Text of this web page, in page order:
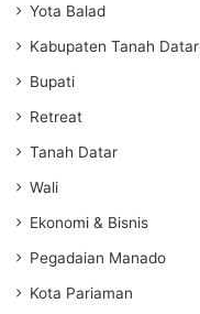
Yota Balad
Kabupaten Tanah Datar
Bupati
Retreat
Tanah Datar
Wali
Ekonomi & Bisnis
Pegadaian Manado
Kota Pariaman